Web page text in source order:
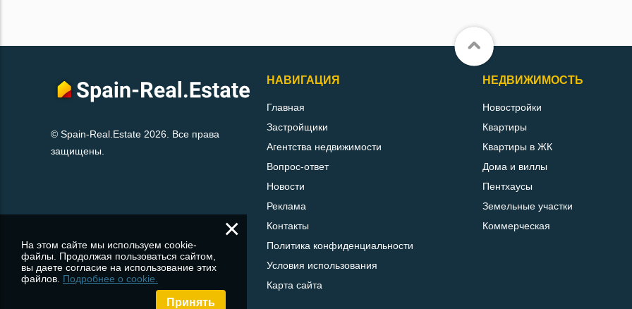
© Spain-Real.Estate 2026. Все права
защищены.
НАВИГАЦИЯ
Главная
Застройщики
Агентства недвижимости
Вопрос-ответ
Новости
Реклама
Контакты
Политика конфиденциальности
Условия использования
Карта сайта
НЕДВИЖИМОСТЬ
Новостройки
Квартиры
Квартиры в ЖК
Дома и виллы
Пентхаусы
Земельные участки
Коммерческая
×
На этом сайте мы используем cookie-
файлы. Продолжая пользоваться сайтом,
вы даете согласие на использование этих
файлов. Подробнее о cookie.
Принять